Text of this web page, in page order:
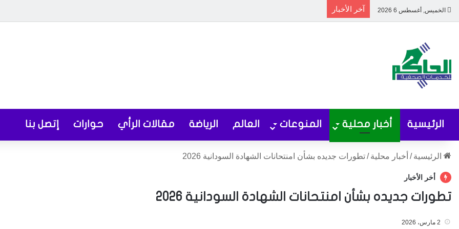
الخميس, أغسطس 6 2026 آخر الأخبار
الرئيسية أخبار محلية المنوعات العالم الرياضة مقالات الرأي حوارات إتصل بنا
الرئيسية / أخبار محلية /تطورات جديده بشأن امنتحانات الشهادة السودانية 2026
أخر الأخبار
تطورات جديده بشأن امنتحانات الشهادة السودانية 2026
2 مارس، 2026